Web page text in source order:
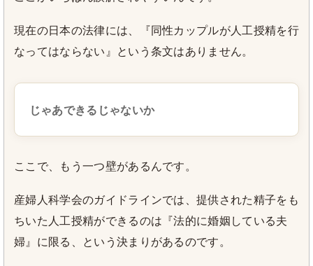
現在の日本の法律には、『同性カップルが人工授精を行
なってはならない』という条文はありません。
じゃあできるじゃないか
ここで、もう一つ壁があるんです。
産婦人科学会のガイドラインでは、提供された精子をも
ちいた人工授精ができるのは『法的に婚姻している夫
婦』に限る、という決まりがあるのです。